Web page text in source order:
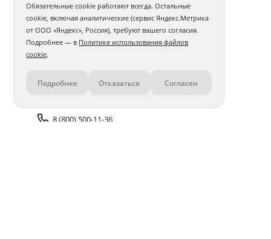
Контакты
8 (800) 500-11-36
Обязательные cookie работают всегда. Остальные
cookie, включая аналитические (сервис Яндекс.Метрика
от ООО «Яндекс», Россия), требуют вашего согласия.
Подробнее — в Политике использования файлов
cookie.
Подробнее Отказаться Согласен